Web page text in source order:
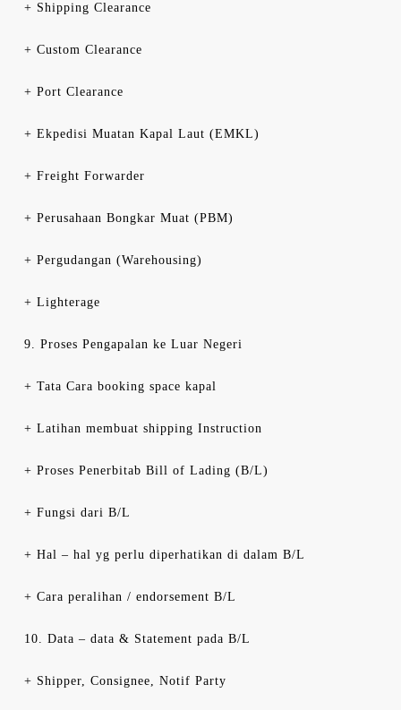
+ Shipping Clearance
+ Custom Clearance
+ Port Clearance
+ Ekpedisi Muatan Kapal Laut (EMKL)
+ Freight Forwarder
+ Perusahaan Bongkar Muat (PBM)
+ Pergudangan (Warehousing)
+ Lighterage
9. Proses Pengapalan ke Luar Negeri
+ Tata Cara booking space kapal
+ Latihan membuat shipping Instruction
+ Proses Penerbitab Bill of Lading (B/L)
+ Fungsi dari B/L
+ Hal – hal yg perlu diperhatikan di dalam B/L
+ Cara peralihan / endorsement B/L
10. Data – data & Statement pada B/L
+ Shipper, Consignee, Notif Party